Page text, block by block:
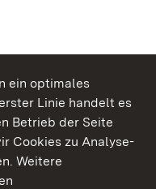
ein optimales
Linie handelt es
Betrieb der Seite
Cookies zu Analyse-
Weitere